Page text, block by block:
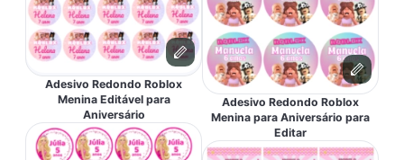
Adesivo Redondo Roblox
Menina Editável para
Aniversário
Adesivo Redondo Roblox
Menina para Aniversário para
Editar